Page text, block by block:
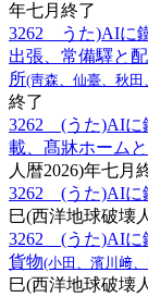
年七月終了
3262 うた)AIに
出張、常備驛と
所(靑森、仙臺、秋田
終了
3262 (うた)AIに
載、髙牀ホーム
人暦2026)年七月
3262 (うた)AIに
巳(西洋地球破壊
3262 (うた)AIに
貨物(小田、濱川﨑
巳(西洋地球破壊